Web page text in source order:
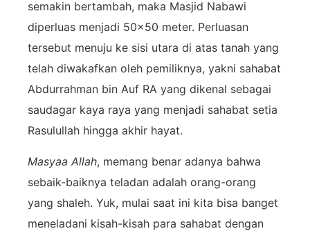
semakin bertambah, maka Masjid Nabawi
diperluas menjadi 50×50 meter. Perluasan
tersebut menuju ke sisi utara di atas tanah yang
telah diwakafkan oleh pemiliknya, yakni sahabat
Abdurrahman bin Auf RA yang dikenal sebagai
saudagar kaya raya yang menjadi sahabat setia
Rasulullah hingga akhir hayat.
Masyaa Allah, memang benar adanya bahwa
sebaik-baiknya teladan adalah orang-orang
yang shaleh. Yuk, mulai saat ini kita bisa banget
meneladani kisah-kisah para sahabat dengan